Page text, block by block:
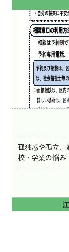
孤独感や孤立、
校・学業の悩み